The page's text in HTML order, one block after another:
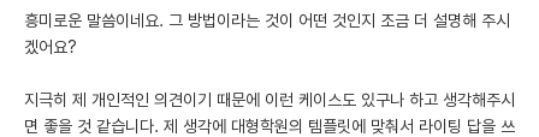
흥미로운 말씀이네요. 그 방법이라는 것이 어떤 것인지 조금 더 설명해 주시
겠어요?
지극히 제 개인적인 의견이기 때문에 이런 케이스도 있구나 하고 생각해주시
면 좋을 것 같습니다. 제 생각에 대형학원의 템플릿에 맞춰서 라이팅 답을 쓰